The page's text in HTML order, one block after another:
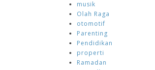
musik
Olah Raga
otomotif
Parenting
Pendidikan
properti
Ramadan